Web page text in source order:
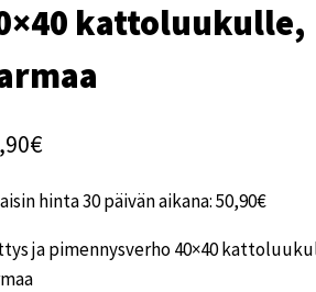
kattoluukulle,
€
hinta 30 päivän aikana:50,90€
ja pimennysverho 40×40